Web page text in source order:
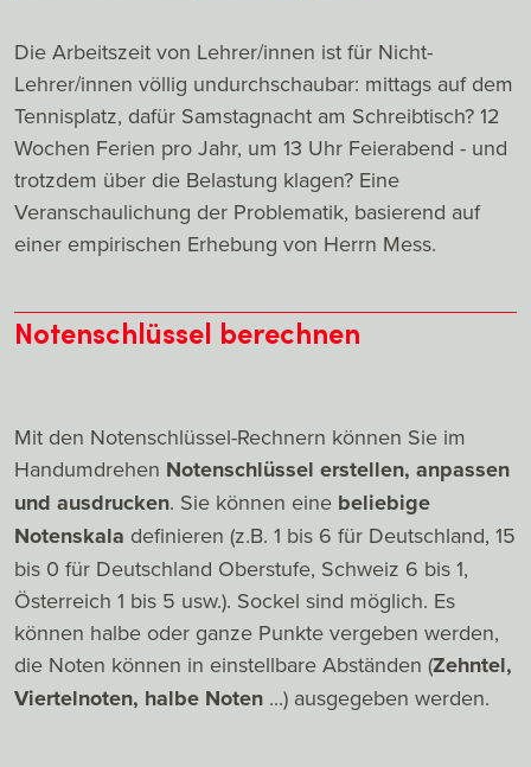
Die Arbeitszeit von Lehrer/innen ist für Nicht-
Lehrer/innen völlig undurchschaubar: mittags auf dem
Tennisplatz, dafür Samstagnacht am Schreibtisch? 12
Wochen Ferien pro Jahr, um 13 Uhr Feierabend - und
trotzdem über die Belastung klagen? Eine
Veranschaulichung der Problematik, basierend auf
einer empirischen Erhebung von Herrn Mess.
Notenschlüssel berechnen
Mit den Notenschlüssel-Rechnern können Sie im
Handumdrehen Notenschlüssel erstellen, anpassen
und ausdrucken. Sie können eine beliebige
Notenskala definieren (z.B. 1 bis 6 für Deutschland, 15
bis 0 für Deutschland Oberstufe, Schweiz 6 bis 1,
Österreich 1 bis 5 usw.). Sockel sind möglich. Es
können halbe oder ganze Punkte vergeben werden,
die Noten können in einstellbare Abständen (Zehntel,
Viertelnoten, halbe Noten ...) ausgegeben werden.